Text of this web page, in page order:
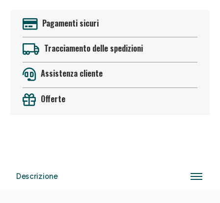
Pagamenti sicuri
Tracciamento delle spedizioni
Assistenza cliente
Offerte
Descrizione
Vie Urinarie e Prostata: Sconti fino al 45% oggi!